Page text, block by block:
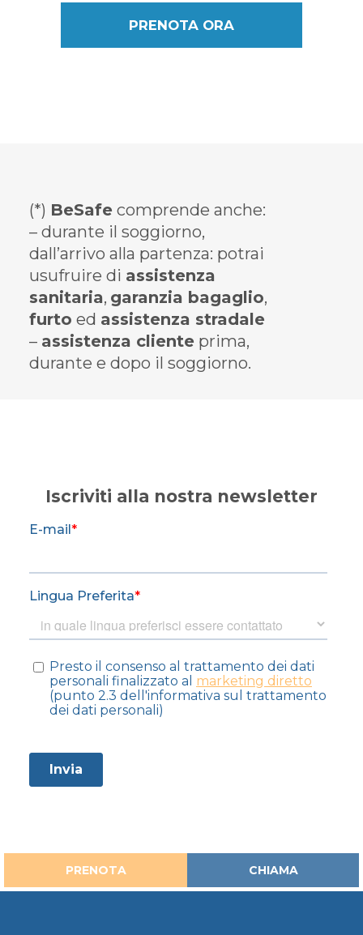
PRENOTA ORA
(*) BeSafe comprende anche:
– durante il soggiorno,
dall’arrivo alla partenza: potrai
usufruire di assistenza
sanitaria, garanzia bagaglio,
furto ed assistenza stradale
– assistenza cliente prima,
durante e dopo il soggiorno.
Iscriviti alla nostra newsletter
PRENOTA CHIAMA